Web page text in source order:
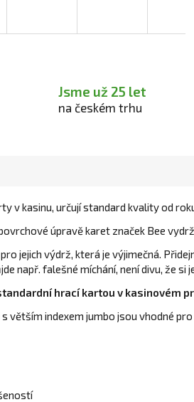
Jsme už 25 let
na českém trhu
v kasinu, určují standard kvality od
úpravě karet značek Bee
jejich výdrž, která je výjimečná.
např. falešné míchání, není divu, že si
hrací kartou v kasinovém
větším indexem jumbo jsou vhodné